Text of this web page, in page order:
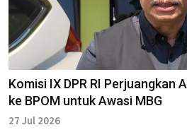
Komisi IX DPR RI Perjuangkan
ke BPOM untuk Awasi MBG
27 Jul 2026